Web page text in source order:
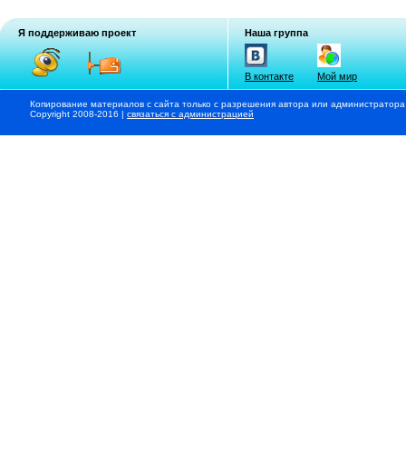
Я поддерживаю проект Наша группа
В контакте Мой мир
Копирование материалов с сайта только с разрешения автора или
Copyright 2008-2016 | связаться с администрацией